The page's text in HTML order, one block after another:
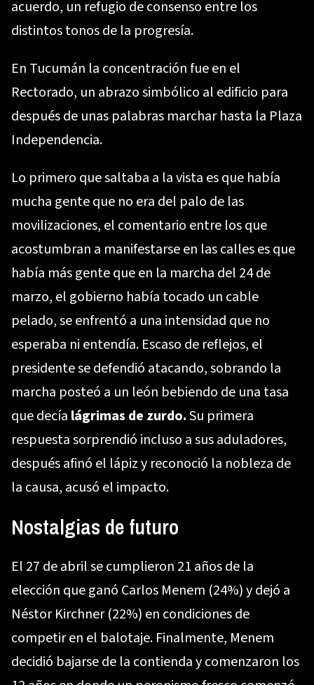
acuerdo, un refugio de consenso entre los
distintos tonos de la progresía.
En Tucumán la concentración fue en el
Rectorado, un abrazo simbólico al edificio para
después de unas palabras marchar hasta la Plaza
Independencia.
Lo primero que saltaba a la vista es que había
mucha gente que no era del palo de las
movilizaciones, el comentario entre los que
acostumbran a manifestarse en las calles es que
había más gente que en la marcha del 24 de
marzo, el gobierno había tocado un cable
pelado, se enfrentó a una intensidad que no
esperaba ni entendía. Escaso de reflejos, el
presidente se defendió atacando, sobrando la
marcha posteó a un león bebiendo de una tasa
que decía lágrimas de zurdo.Su primera
respuesta sorprendió incluso a sus aduladores,
después afinó el lápiz y reconoció la nobleza de
la causa, acusó el impacto.
Nostalgias de futuro
El 27 de abril se cumplieron 21 años de la
elección que ganó Carlos Menem (24%) y dejó a
Néstor Kirchner (22%) en condiciones de
competir en el balotaje. Finalmente, Menem
decidió bajarse de la contienda y comenzaron los